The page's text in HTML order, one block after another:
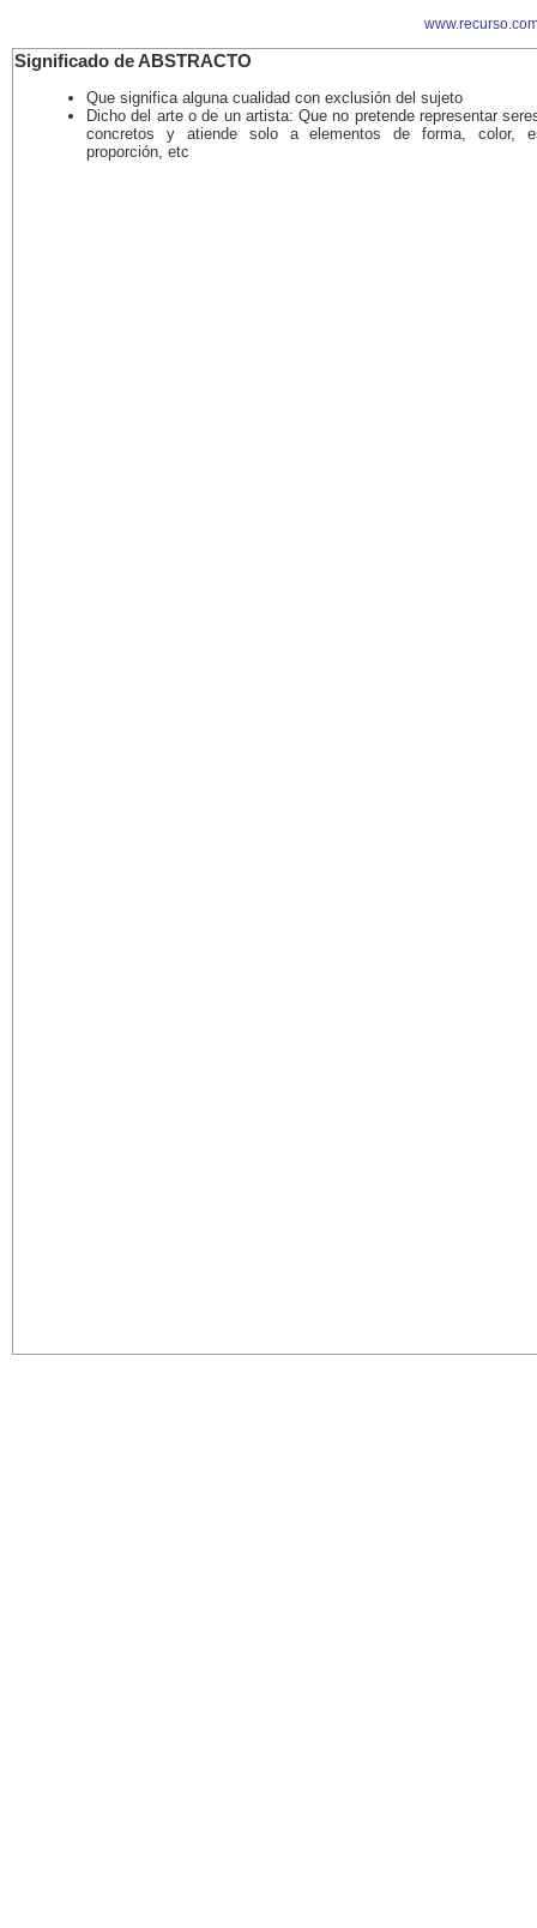
Significado de ABSTRACTO
Que significa alguna cualidad con exclusión del sujeto
Dicho del arte o de un artista: Que no pretende representar
concretos y atiende solo a elementos de forma, color,
proporción, etc